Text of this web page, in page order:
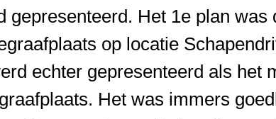
gepresenteerd. Het 1e plan
op locatie
echter gepresenteerd als het
Het was immers